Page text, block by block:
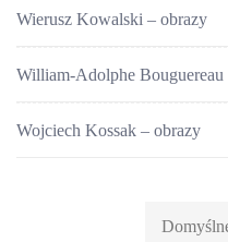
Wierusz Kowalski – obrazy
William-Adolphe Bouguereau
Wojciech Kossak – obrazy